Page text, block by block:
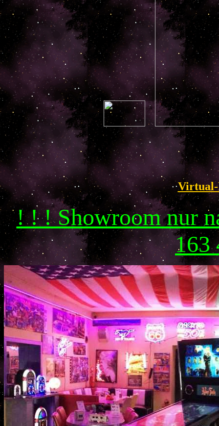
! ! ! Showroom nur
163